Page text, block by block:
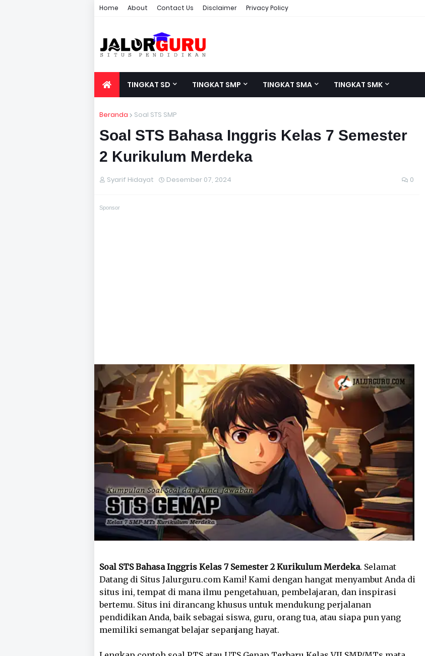
Home About Contact Us Disclaimer Privacy Policy
TINGKAT SD TINGKAT SMP TINGKAT SMA TINGKAT SMK
Beranda Soal STS SMP
Soal STS Bahasa Inggris Kelas 7 Semester
2 Kurikulum Merdeka
Syarif Hidayat Desember 07, 2024 0
Sponsor
Soal STS Bahasa Inggris Kelas 7 Semester 2 Kurikulum Merdeka. Selamat
Datang di Situs Jalurguru.com Kami! Kami dengan hangat menyambut Anda di
situs ini, tempat di mana ilmu pengetahuan, pembelajaran, dan inspirasi
bertemu. Situs ini dirancang khusus untuk mendukung perjalanan
pendidikan Anda, baik sebagai siswa, guru, orang tua, atau siapa pun yang
memiliki semangat belajar sepanjang hayat.